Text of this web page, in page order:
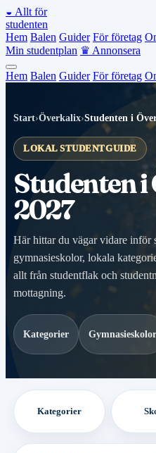
◒ Allt för
studenten
Hem Balen Guider För företag
Min studentplan ♛ Annonsera
Hem Balen Guider För företag
Start›Överkalix›Studenten i
LOKAL STUDENTGUIDE
Studenten
2027
Här hittar du vägar vidare inför
gymnasieskolor, lokala
allt från studentflak och
mottagning.
Kategorier Gymnasieskolor
Kategorier